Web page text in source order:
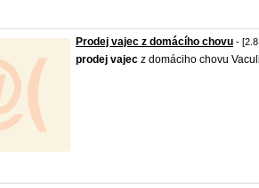
Prodej vajec z domácího chovu -
prodej vajec z domáciho chovu